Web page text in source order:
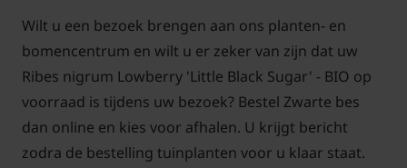
Tuinplantenwinkel.nl is voor de verkoop van deze
biologisch geteelde fruitplanten gecertificeerd
door SKAL onder SKAL-nummer 110920:
Wilt u een bezoek brengen aan ons planten- en
bomencentrum en wilt u er zeker van zijn dat uw
Ribes nigrum Lowberry 'Little Black Sugar' - BIO op
voorraad is tijdens uw bezoek? Bestel Zwarte bes
dan online en kies voor afhalen. U krijgt bericht
zodra de bestelling tuinplanten voor u klaar staat.